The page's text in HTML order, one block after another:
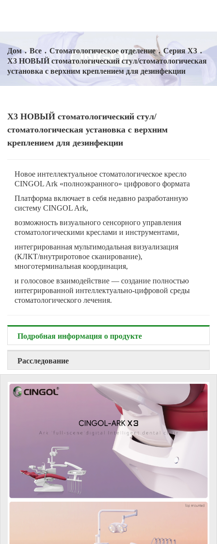
Дом . Все . Стоматологическое отделение . Серия X3 .
X3 НОВЫЙ стоматологический стул/стоматологическая
установка с верхним креплением для дезинфекции
X3 НОВЫЙ стоматологический стул/
стоматологическая установка с верхним
креплением для дезинфекции
Новое интеллектуальное стоматологическое кресло
CINGOL Ark «полноэкранного» цифрового формата
Платформа включает в себя недавно разработанную
систему CINGOL Ark,
возможность визуального сенсорного управления
стоматологическими креслами и инструментами,
интегрированная мультимодальная визуализация
(КЛКТ/внутриротовое сканирование),
многотерминальная координация,
и голосовое взаимодействие — создание полностью
интегрированной интеллектуально-цифровой среды
стоматологического лечения.
Подробная информация о продукте
Расследование